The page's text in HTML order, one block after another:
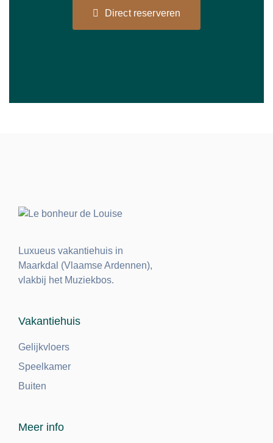
Direct reserveren
Luxueus vakantiehuis in
Maarkdal (Vlaamse Ardennen),
vlakbij het Muziekbos.
Vakantiehuis
Gelijkvloers
Speelkamer
Buiten
Meer info